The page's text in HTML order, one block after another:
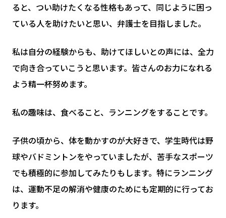
ると、つい助けたくなる性格もあって、同じように困っ
ている人を助けたいと思い、弁護士を目指しました。
私は自分の経験からも、助けてほしいとの声には、全力
で向き合っていこうと思います。皆さんのお力になれる
よう精一杯努めます。
私の趣味は、食べること、ランニングをすることです。
子供の頃から、体を動かすのが大好きで、学生時代は野
球やバドミントンをやっていましたが、苦手なスポーツ
でも積極的に参加してみたりもします。特にランニング
は、運動不足の解消や健康のためにも定期的に行ってお
ります。